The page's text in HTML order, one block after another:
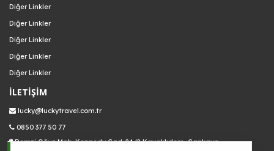
Diğer Linkler
Diğer Linkler
Diğer Linkler
Diğer Linkler
Diğer Linkler
İLETİŞİM
lucky@luckytravel.com.tr
0850 377 50 77
Remzi Oğuz Mah. Kennedy Cad. 24/2 Kavaklıdere, Çankaya